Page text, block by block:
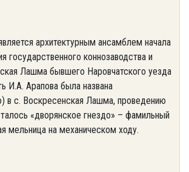
архитектурным ансамблем начала
государственного коннозаводства и
Лашма бывшего Наровчатского уезда
И.А. Арапова была названа
в с. Воскресенская Лашма, проведению
«дворянское гнездо» – фамильный
мельница на механическом ходу.